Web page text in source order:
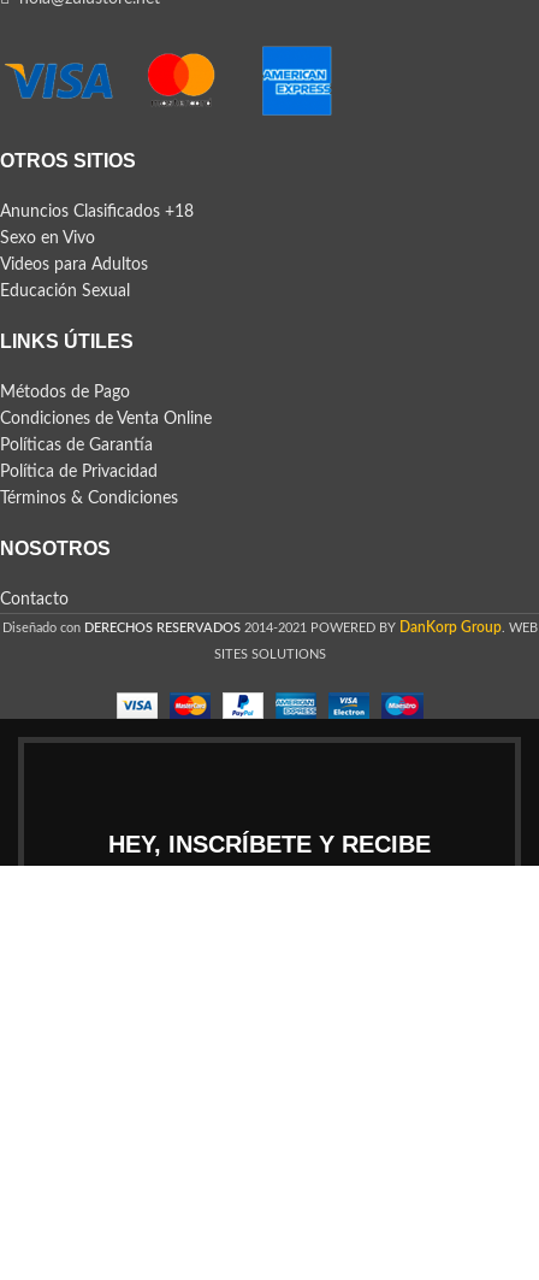
OTROS SITIOS
Anuncios Clasificados +18
Sexo en Vivo
Videos para Adultos
Educación Sexual
LINKS ÚTILES
Métodos de Pago
Condiciones de Venta Online
Políticas de Garantía
Política de Privacidad
Términos & Condiciones
NOSOTROS
Contacto
Diseñado con DERECHOS RESERVADOS 2014-2021 POWERED BY DanKorp Group. WEB
SITES SOLUTIONS
HEY, INSCRÍBETE Y RECIBE